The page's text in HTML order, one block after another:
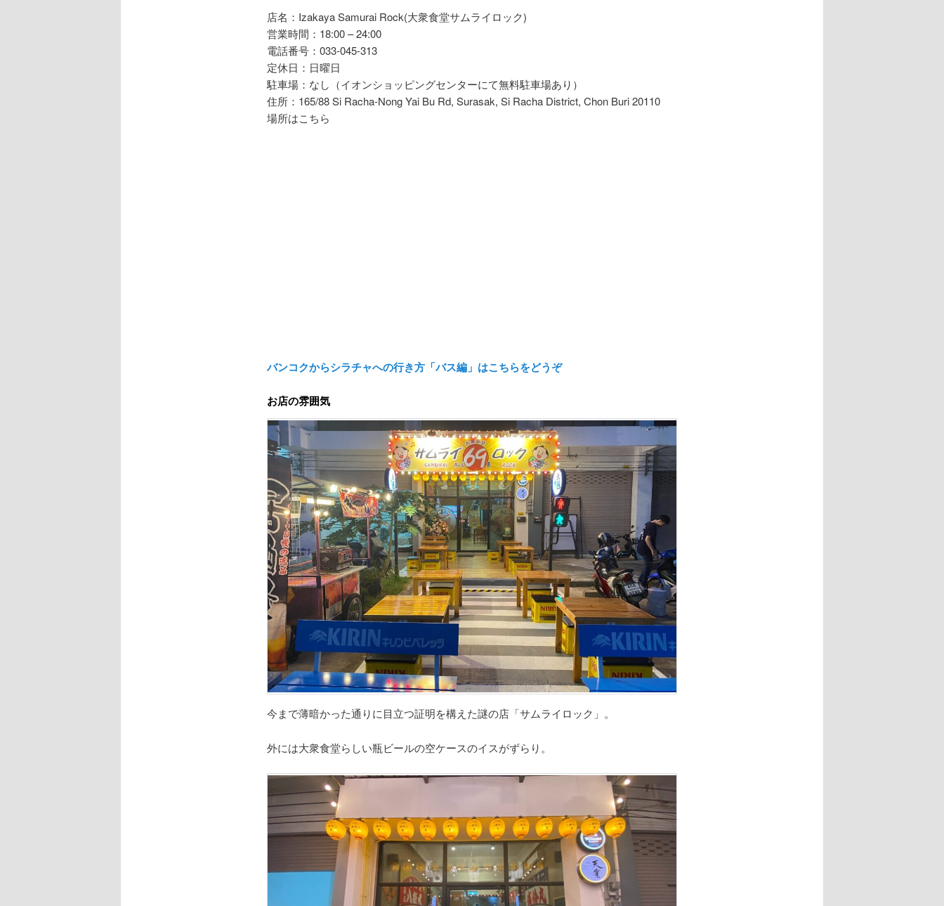
店名：Izakaya Samurai Rock(大衆食堂サムライロック)
営業時間：18:00 – 24:00
電話番号：033-045-313
定休日：日曜日
駐車場：なし（イオンショッピングセンターにて無料駐車場あり）
住所：165/88 Si Racha-Nong Yai Bu Rd, Surasak, Si Racha District, Chon Buri 20110
場所はこちら
バンコクからシラチャへの行き方「バス編」はこちらをどうぞ
お店の雰囲気
今まで薄暗かった通りに目立つ証明を構えた謎の店「サムライロック」。
外には大衆食堂らしい瓶ビールの空ケースのイスがずらり。